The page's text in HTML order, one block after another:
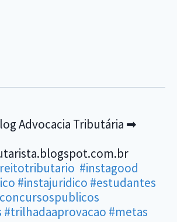
Advocacia Tributária ➡
#instagood
#instajuridico #estudantes
#trilhadaaprovacao #metas